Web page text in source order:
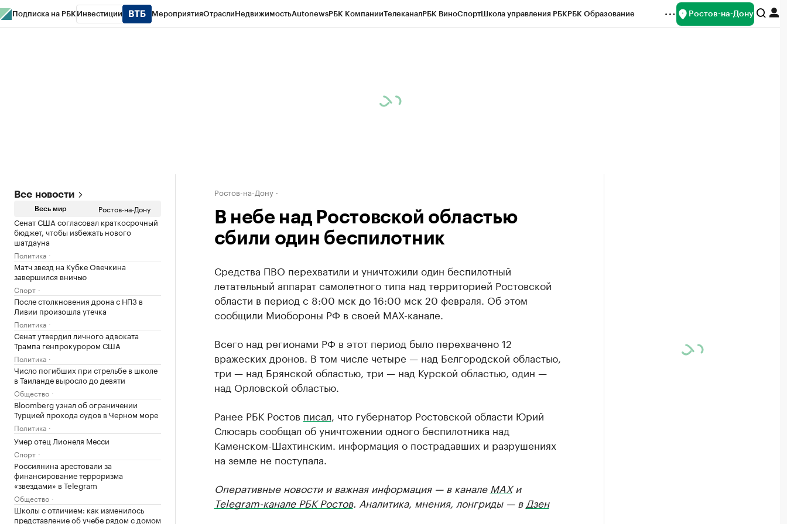
Подписка на РБК Инвестиции МероприятияОтраслиНедвижимостьAutonewsРБК КомпанииТелеканалРБК ВиноСпортШкола управления РБКРБК Образование Ростов-на-Дону
Все новости
Весь мир Ростов-на-Дону
Сенат США согласовал краткосрочный
бюджет, чтобы избежать нового
шатдауна
Политика
Матч звезд на Кубке Овечкина
завершился вничью
Спорт
После столкновения дрона с НПЗ в
Ливии произошла утечка
Политика
Сенат утвердил личного адвоката
Трампа генпрокурором США
Политика
Число погибших при стрельбе в школе
в Таиланде выросло до девяти
Общество
Bloomberg узнал об ограничении
Турцией прохода судов в Черном море
Политика
Умер отец Лионеля Месси
Спорт
Россиянина арестовали за
финансирование терроризма
«звездами» в Telegram
Общество
Школы с отличием: как изменилось
представление об учебе рядом с домом
Ростов-на-Дону
В небе над Ростовской областью
сбили один беспилотник
Средства ПВО перехватили и уничтожили один беспилотный
летательный аппарат самолетного типа над территорией Ростовской
области в период с 8:00 мск до 16:00 мск 20 февраля. Об этом
сообщили Миобороны РФ в своей МАХ-канале.
Всего над регионами РФ в этот период было перехвачено 12
вражеских дронов. В том числе четыре — над Белгородской областью,
три — над Брянской областью, три — над Курской областью, один —
над Орловской областью.
Ранее РБК Ростов писал , что губернатор Ростовской области Юрий
Слюсарь сообщал об уничтожении одного беспилотника над
Каменском-Шахтинским. информация о пострадавших и разрушениях
на земле не поступала.
Оперативные новости и важная информация — в канале MAXи
Telegram-канале РБК Ростов. Аналитика, мнения, лонгриды — в Дзен